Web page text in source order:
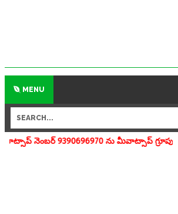
MENU
ను మీవాట్సాప్ గ్రూపులో add చేయగలరు